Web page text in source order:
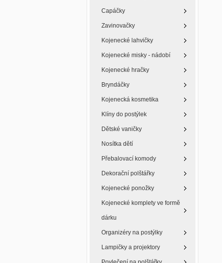
Capáčky
Zavinovačky
Kojenecké lahvičky
Kojenecké misky - nádobí
Kojenecké hračky
Bryndáčky
Kojenecká kosmetika
Klíny do postýlek
Dětské vaničky
Nosítka dětí
Přebalovací komody
Dekorační polštářky
Kojenecké ponožky
Kojenecké komplety ve formě
dárku
Organizéry na postýlky
Lampičky a projektory